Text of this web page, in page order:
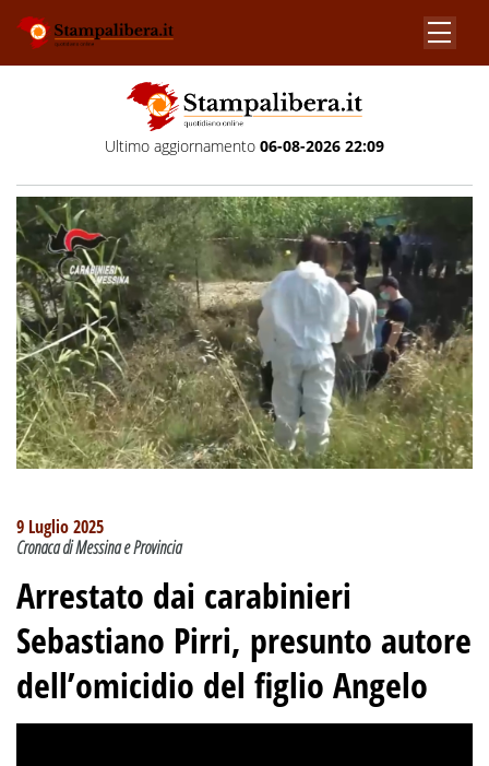
Ultimo aggiornamento 06-08-2026 22:09
9 Luglio 2025
Cronaca di Messina e Provincia
Arrestato dai carabinieri
Sebastiano Pirri, presunto autore
dell’omicidio del figlio Angelo